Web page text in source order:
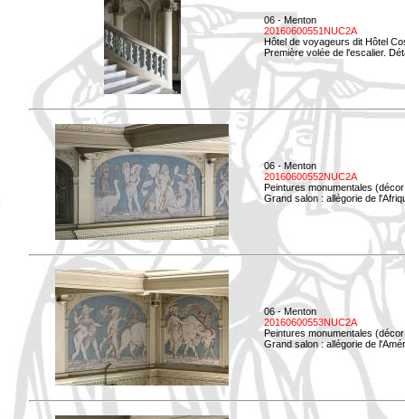
06 - Menton
20160600551NUC2A
Hôtel de voyageurs dit Hôtel
Première volée de l'escalier.
06 - Menton
20160600552NUC2A
Peintures monumentales
Grand salon : allégorie de
06 - Menton
20160600553NUC2A
Peintures monumentales
Grand salon : allégorie de